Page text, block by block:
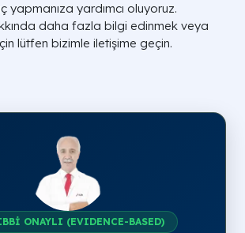
yapmanıza yardımcı oluyoruz.
daha fazla bilgi edinmek veya
lütfen bizimle iletişime geçin.
ONAYLI (EVIDENCE-BASED)